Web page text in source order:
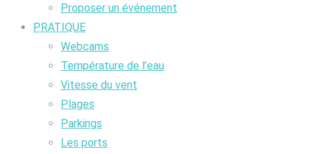
Proposer un événement
PRATIQUE
Webcams
Température de l’eau
Vitesse du vent
Plages
Parkings
Les ports